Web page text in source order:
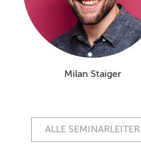
Milan Staiger
ALLE SEMINARLEITER